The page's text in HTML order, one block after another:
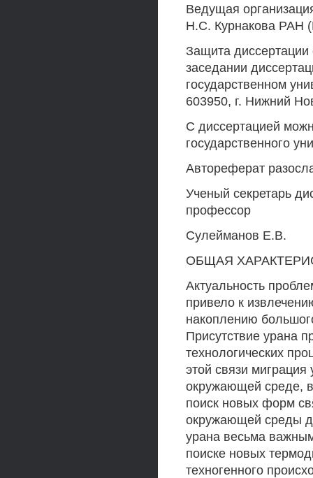
Ведущая
Н.С. Курнакова РАН
Защита диссертации
заседании
государственном
603950, г. Нижний
С диссертацией
государственного
Автореферат
Ученый секретарь
профессор
Сулейманов Е.В.
ОБЩАЯ
Актуальность
привело к
накоплению
Присутствие урана
технологических
этой связи миграция
окружающей среде,
поиск новых форм
окружающей среды
урана весьма
поиске новых
техногенного